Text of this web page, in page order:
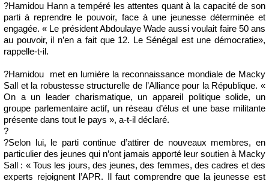
?Hamidou Hann a tempéré les attentes quant à la capacité de son
parti à reprendre le pouvoir, face à une jeunesse déterminée et
engagée. « Le président Abdoulaye Wade aussi voulait faire 50 ans
au pouvoir, il n’en a fait que 12. Le Sénégal est une démocratie»,
rappelle-t-il.
?Hamidou met en lumière la reconnaissance mondiale de Macky
Sall et la robustesse structurelle de l’Alliance pour la République. «
On a un leader charismatique, un appareil politique solide, un
groupe parlementaire actif, un réseau d’élus et une base militante
présente dans tout le pays », a-t-il déclaré.
?
?Selon lui, le parti continue d’attirer de nouveaux membres, en
particulier des jeunes qui n’ont jamais apporté leur soutien à Macky
Sall : « Tous les jours, des jeunes, des femmes, des cadres et des
experts rejoignent l’APR. Il faut comprendre que la jeunesse est